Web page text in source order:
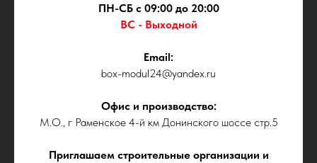
ПН-СБ с 09:00 до 20:00
ВС - Выходной
Email:
box-modul24@yandex.ru
Офис и производство:
М.О., г Раменское 4-й км Донинского шоссе стр.5
Приглашаем строительные организации и